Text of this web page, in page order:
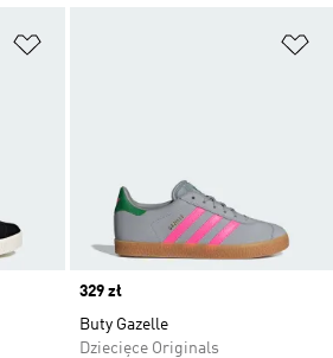
Price
329 zł
Buty Gazelle
Dziecięce Originals